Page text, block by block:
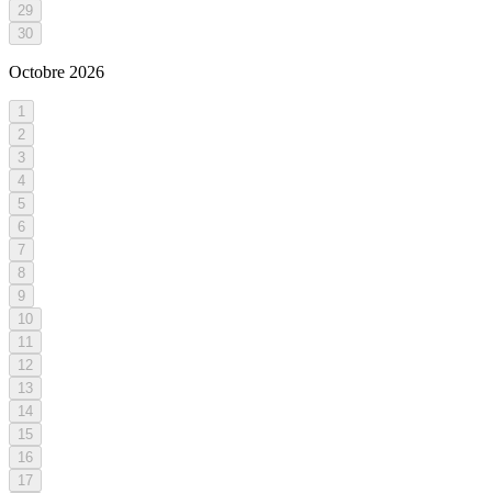
29
30
Octobre 2026
1
2
3
4
5
6
7
8
9
10
11
12
13
14
15
16
17